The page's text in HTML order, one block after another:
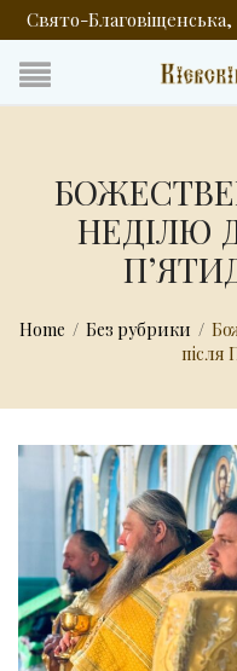
Свято-Благовіщенська,
НЕДІЛЮ
Home / Без рубрики /
після